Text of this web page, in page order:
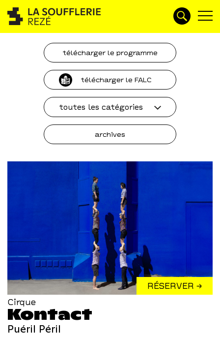
télécharger le programme
télécharger le FALC
toutes les catégories
archives
RÉSERVER →
Cirque
Kontact
Puéril Péril